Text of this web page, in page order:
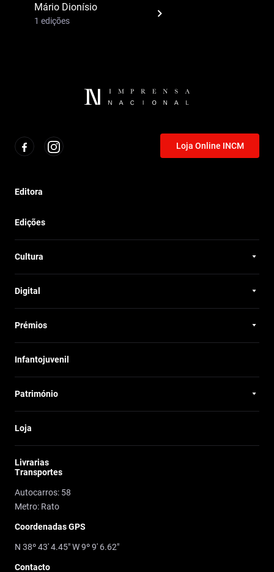
Mário Dionísio
1 edições
Loja Online INCM
Editora
Edições
Cultura
Digital
Prémios
Infantojuvenil
Património
Loja
Livrarias
Transportes
Autocarros: 58
Metro: Rato
Coordenadas GPS
N 38º 43' 4.45" W 9º 9' 6.62"
Contacto